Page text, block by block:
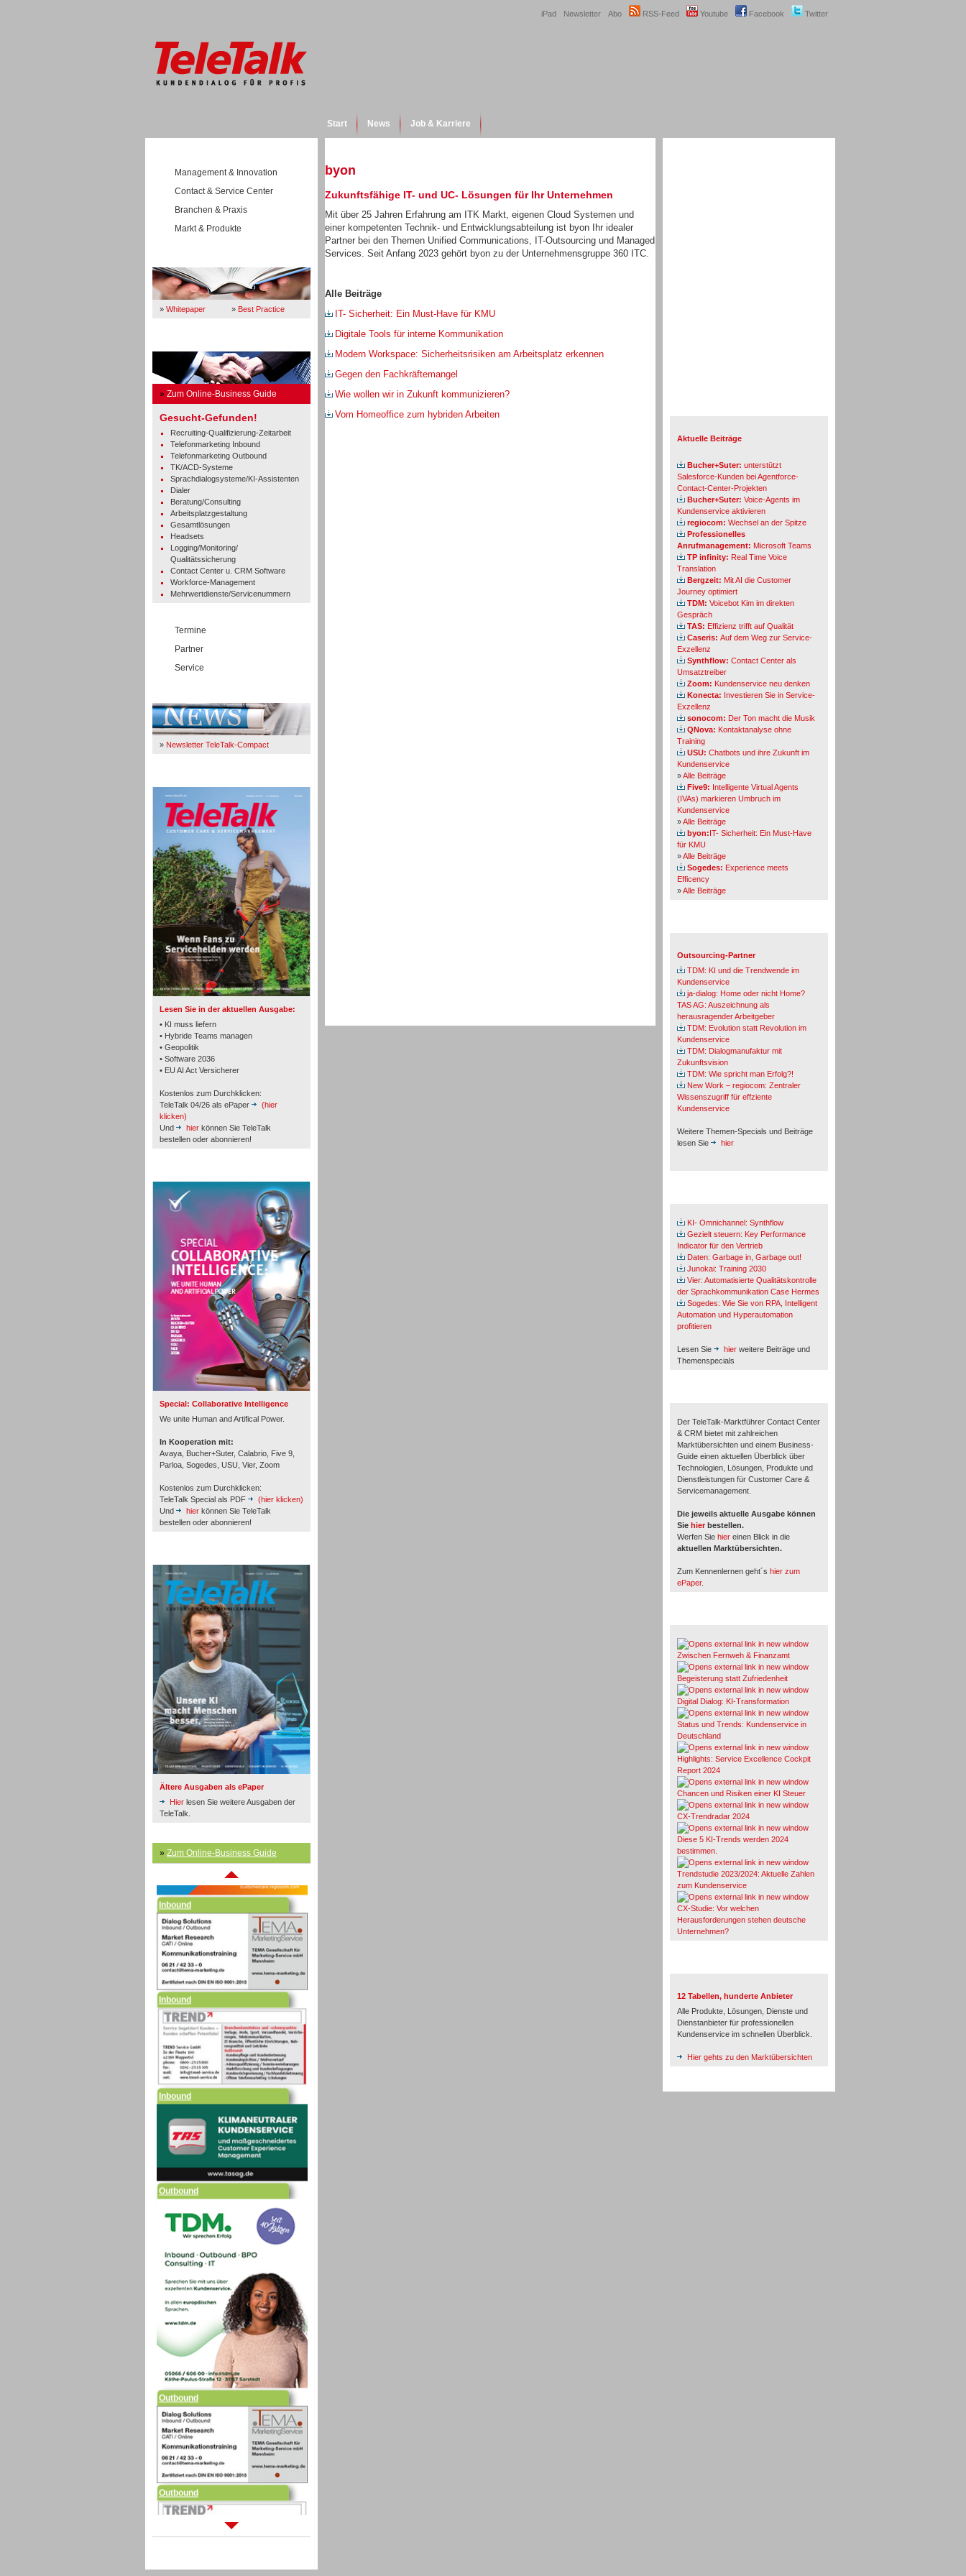
Twitter
Facebook
Youtube
RSS-Feed
Abo
Newsletter
iPad
Start News Job & Karriere
Management & Innovation
Contact & Service Center
Branchen & Praxis
Markt & Produkte
» Whitepaper » Best Practice
» Zum Online-Business Guide
Gesucht-Gefunden!
Recruiting-Qualifizierung-Zeitarbeit
Telefonmarketing Inbound
Telefonmarketing Outbound
TK/ACD-Systeme
Sprachdialogsysteme/KI-Assistenten
Dialer
Beratung/Consulting
Arbeitsplatzgestaltung
Gesamtlösungen
Headsets
Logging/Monitoring/
Qualitätssicherung
Contact Center u. CRM Software
Workforce-Management
Mehrwertdienste/Servicenummern
Termine
Partner
Service
» Newsletter TeleTalk-Compact
Lesen Sie in der aktuellen Ausgabe:
• KI muss liefern
• Hybride Teams managen
• Geopolitik
• Software 2036
• EU AI Act Versicherer
Kostenlos zum Durchklicken:
TeleTalk 04/26 als ePaper
(hier
klicken)
Und
hier können Sie TeleTalk
bestellen oder abonnieren!
Special: Collaborative Intelligence
We unite Human and Artifical Power.
In Kooperation mit:
Avaya, Bucher+Suter, Calabrio, Five 9,
Parloa, Sogedes, USU, Vier, Zoom
Kostenlos zum Durchklicken:
TeleTalk Special als PDF
(hier klicken)
Und
hier können Sie TeleTalk
bestellen oder abonnieren!
Ältere Ausgaben als ePaper
Hier lesen Sie weitere Ausgaben der
TeleTalk.
» Zum Online-Business Guide
TK- und ACD-Systeme
Workforce-Management
Personal
Inbound
Inbound
Inbound
Inbound
Inbound
Inbound
Outbound
Outbound
Outbound
byon
Zukunftsfähige IT- und UC- Lösungen für Ihr Unternehmen
Mit über 25 Jahren Erfahrung am ITK Markt, eigenen Cloud Systemen und
einer kompetenten Technik- und Entwicklungsabteilung ist byon Ihr idealer
Partner bei den Themen Unified Communications, IT-Outsourcing und Managed
Services. Seit Anfang 2023 gehört byon zu der Unternehmensgruppe 360 ITC.
Alle Beiträge
IT- Sicherheit: Ein Must-Have für KMU
Digitale Tools für interne Kommunikation
Modern Workspace: Sicherheitsrisiken am Arbeitsplatz erkennen
Gegen den Fachkräftemangel
Wie wollen wir in Zukunft kommunizieren?
Vom Homeoffice zum hybriden Arbeiten
Aktuelle Beiträge
Bucher+Suter: unterstützt
Salesforce-Kunden bei Agentforce-
Contact-Center-Projekten
Bucher+Suter: Voice-Agents im
Kundenservice aktivieren
regiocom: Wechsel an der Spitze
Professionelles
Anrufmanagement: Microsoft Teams
TP infinity: Real Time Voice
Translation
Bergzeit: Mit AI die Customer
Journey optimiert
TDM: Voicebot Kim im direkten
Gespräch
TAS: Effizienz trifft auf Qualität
Caseris: Auf dem Weg zur Service-
Exzellenz
Synthflow: Contact Center als
Umsatztreiber
Zoom: Kundenservice neu denken
Konecta: Investieren Sie in Service-
Exzellenz
sonocom: Der Ton macht die Musik
QNova: Kontaktanalyse ohne
Training
USU: Chatbots und ihre Zukunft im
Kundenservice
»Alle Beiträge
Five9: Intelligente Virtual Agents
(IVAs) markieren Umbruch im
Kundenservice
»Alle Beiträge
byon:IT- Sicherheit: Ein Must-Have
für KMU
»Alle Beiträge
Sogedes: Experience meets
Efficency
»Alle Beiträge
Outsourcing-Partner
TDM: KI und die Trendwende im
Kundenservice
ja-dialog: Home oder nicht Home?
TAS AG: Auszeichnung als
herausragender Arbeitgeber
TDM: Evolution statt Revolution im
Kundenservice
TDM: Dialogmanufaktur mit
Zukunftsvision
TDM: Wie spricht man Erfolg?!
New Work – regiocom: Zentraler
Wissenszugriff für effziente
Kundenservice
Weitere Themen-Specials und Beiträge
lesen Sie
hier
KI- Omnichannel: Synthflow
Gezielt steuern: Key Performance
Indicator für den Vertrieb
Daten: Garbage in, Garbage out!
Junokai: Training 2030
Vier: Automatisierte Qualitätskontrolle
der Sprachkommunikation Case Hermes
Sogedes: Wie Sie von RPA, Intelligent
Automation und Hyperautomation
profitieren
Lesen Sie hier weitere Beiträge und
Themenspecials
Der TeleTalk-Marktführer Contact Center
& CRM bietet mit zahlreichen
Marktübersichten und einem Business-
Guide einen aktuellen Überblick über
Technologien, Lösungen, Produkte und
Dienstleistungen für Customer Care &
Servicemanagement.
Die jeweils aktuelle Ausgabe können
Sie hier bestellen.
Werfen Sie hier einen Blick in die
aktuellen Marktübersichten.
Zum Kennenlernen geht´s hier zum
ePaper.
Zwischen Fernweh & Finanzamt
Begeisterung statt Zufriedenheit
Digital Dialog: KI-Transformation
Status und Trends: Kundenservice in
Deutschland
Highlights: Service Excellence Cockpit
Report 2024
Chancen und Risiken einer KI Steuer
CX-Trendradar 2024
Diese 5 KI-Trends werden 2024
bestimmen.
Trendstudie 2023/2024: Aktuelle Zahlen
zum Kundenservice
CX-Studie: Vor welchen
Herausforderungen stehen deutsche
Unternehmen?
12 Tabellen, hunderte Anbieter
Alle Produkte, Lösungen, Dienste und
Dienstanbieter für professionellen
Kundenservice im schnellen Überblick.
Hier gehts zu den Marktübersichten